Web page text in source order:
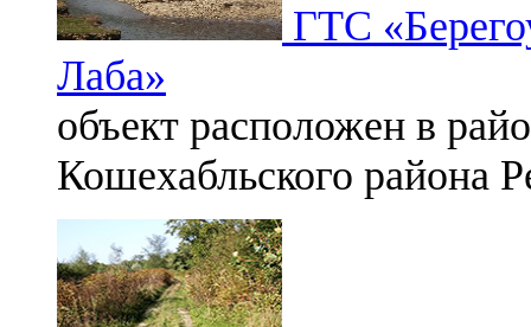
ГТС
Лаба»
объект расположен в
Кошехабльского района